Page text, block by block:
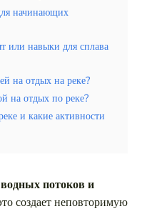
отдых
начинающих
или навыки для сплава
на отдых на реке?
на отдых по реке?
и какие активности
потоков и
создает неповторимую